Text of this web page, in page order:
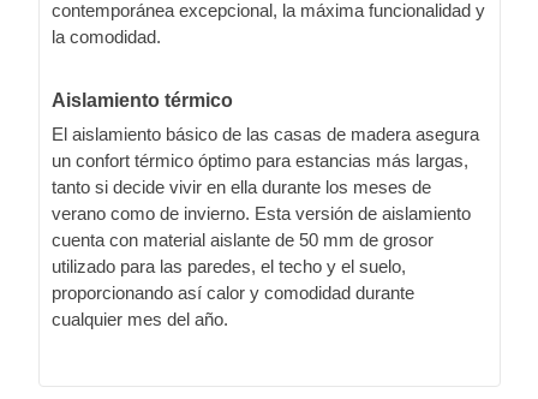
contemporánea excepcional, la máxima funcionalidad y
la comodidad.
Aislamiento térmico
El aislamiento básico de las casas de madera asegura
un confort térmico óptimo para estancias más largas,
tanto si decide vivir en ella durante los meses de
verano como de invierno. Esta versión de aislamiento
cuenta con material aislante de 50 mm de grosor
utilizado para las paredes, el techo y el suelo,
proporcionando así calor y comodidad durante
cualquier mes del año.